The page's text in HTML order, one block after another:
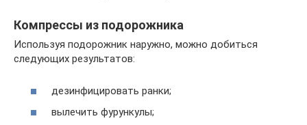
Компрессы из подорожника
Используя подорожник наружно, можно добиться
следующих результатов:
дезинфицировать ранки;
вылечить фурункулы;